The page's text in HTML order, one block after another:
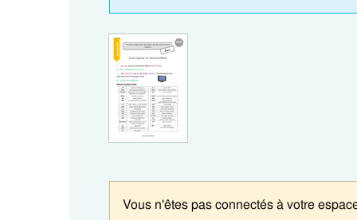
Vous n'êtes pas connectés à votre